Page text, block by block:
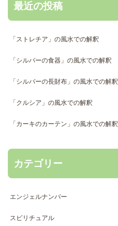
最近の投稿
「ストレチア」の風水での解釈
「シルバーの食器」の風水での解釈
「シルバーの長財布」の風水での解釈
「クルシア」の風水での解釈
「カーキのカーテン」の風水での解釈
カテゴリー
エンジェルナンバー
スピリチュアル